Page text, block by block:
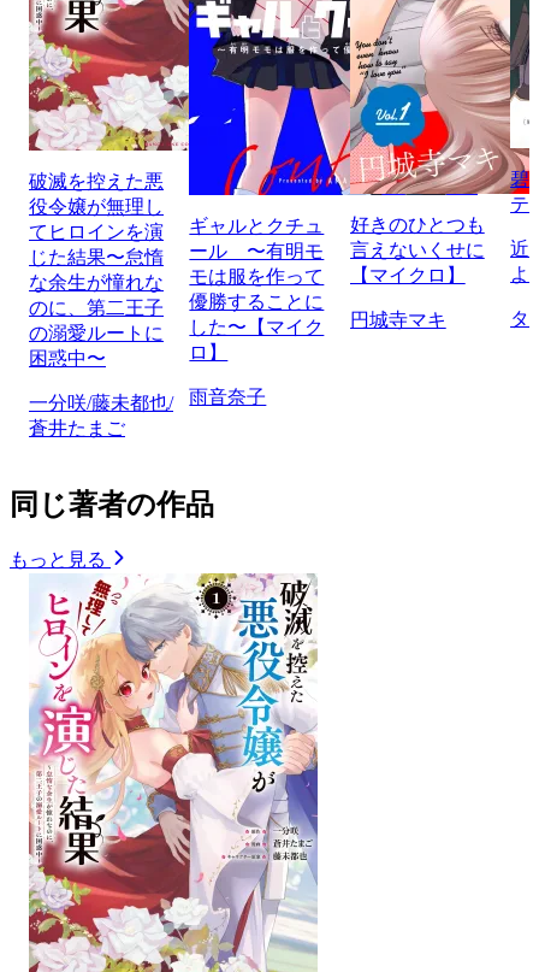
破滅を控えた悪
役令嬢が無理し
てヒロインを演
じた結果〜怠惰
な余生が憧れな
のに、第二王子
の溺愛ルートに
困惑中〜
一分咲/藤未都也/
蒼井たまご
ギャルとクチュ
ール 〜有明モ
モは服を作って
優勝することに
した〜【マイク
ロ】
雨音奈子
好きのひとつも
言えないくせに
【マイクロ】
円城寺マキ
碧
テ
近
よ
タ
同じ著者の作品
もっと見る